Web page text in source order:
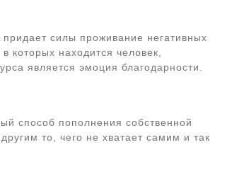
силы проживание негативных
которых находится человек,
является эмоция благодарности.
способ пополнения собственной
то, чего не хватает самим и так